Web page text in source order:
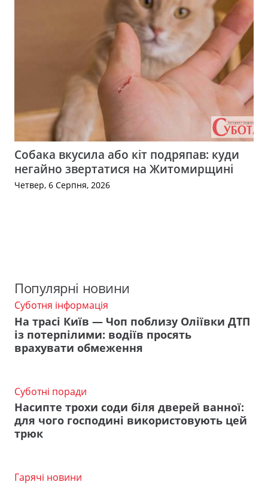
Собака вкусила або кіт подряпав: куди
негайно звертатися на Житомирщині
Четвер, 6 Серпня, 2026
Популярні новини
Суботня інформація
На трасі Київ — Чоп поблизу Оліївки ДТП
із потерпілими: водіїв просять
врахувати обмеження
Суботні поради
Насипте трохи соди біля дверей ванної:
для чого господині використовують цей
трюк
Гарячі новини